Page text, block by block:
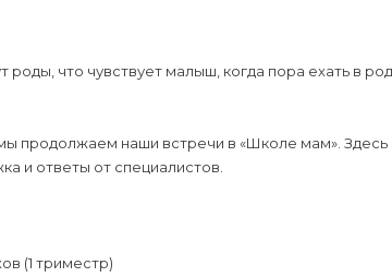
роды, что чувствует малыш, когда пора ехать в
продолжаем наши встречи в «Школе мам». Здесь
и ответы от специалистов.
(1 триместр)